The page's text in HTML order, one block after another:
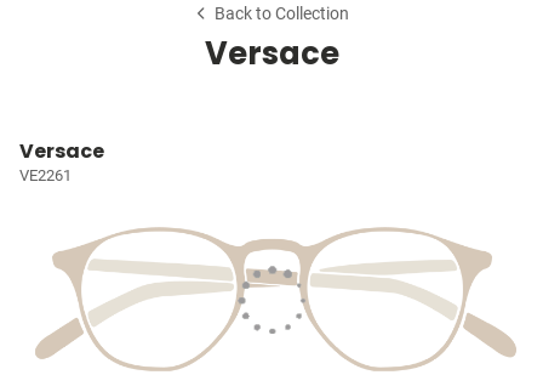
Back to Collection
Versace
Versace
VE2261